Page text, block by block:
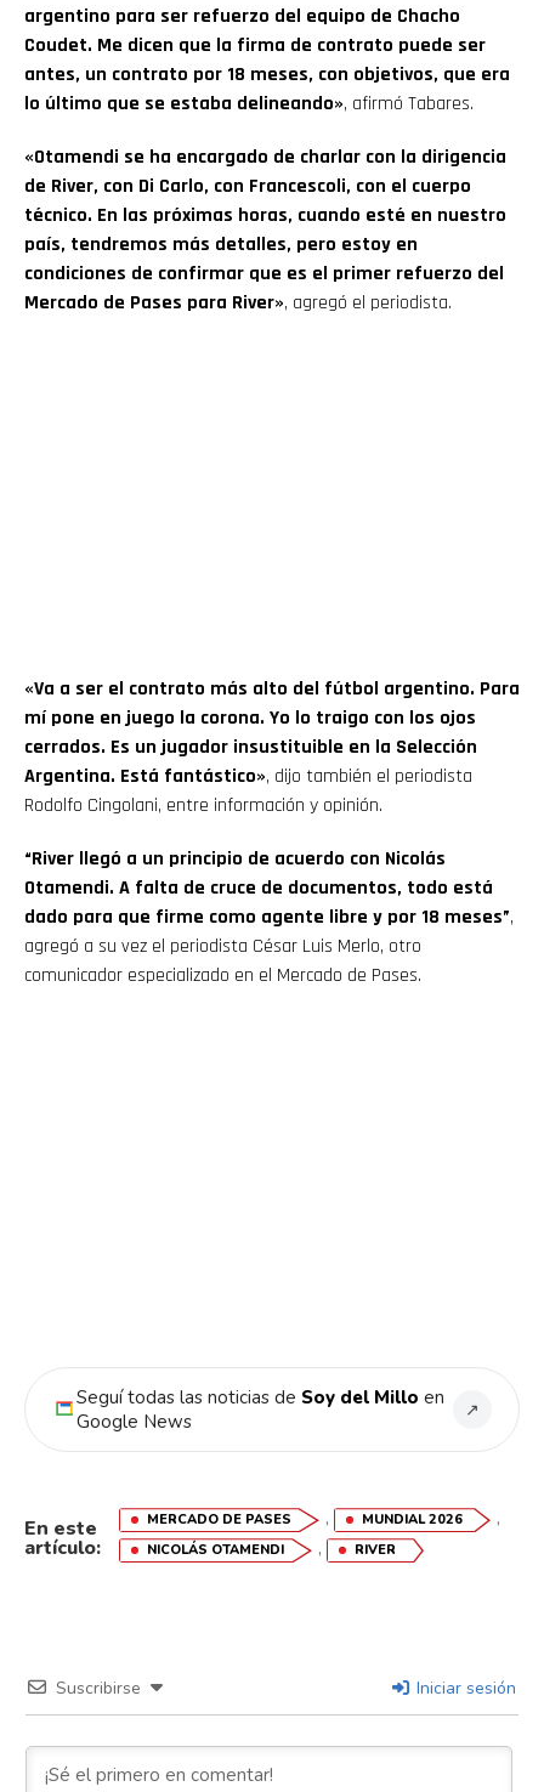
argentino para ser refuerzo del equipo de Chacho
Coudet. Me dicen que la firma de contrato puede ser
antes, un contrato por 18 meses, con objetivos, que era
lo último que se estaba delineando», afirmó Tabares.
«Otamendi se ha encargado de charlar con la dirigencia
de River, con Di Carlo, con Francescoli, con el cuerpo
técnico. En las próximas horas, cuando esté en nuestro
país, tendremos más detalles, pero estoy en
condiciones de confirmar que es el primer refuerzo del
Mercado de Pases para River», agregó el periodista.
«Va a ser el contrato más alto del fútbol argentino. Para
mí pone en juego la corona. Yo lo traigo con los ojos
cerrados. Es un jugador insustituible en la Selección
Argentina. Está fantástico», dijo también el periodista
Rodolfo Cingolani, entre información y opinión.
“River llegó a un principio de acuerdo con Nicolás
Otamendi. A falta de cruce de documentos, todo está
dado para que firme como agente libre y por 18 meses”,
agregó a su vez el periodista César Luis Merlo, otro
comunicador especializado en el Mercado de Pases.
Seguí todas las noticias de Soy del Millo en
Google News
↗
En este
artículo:
MERCADO DE PASES , MUNDIAL 2026 ,
NICOLÁS OTAMENDI , RIVER
Suscribirse Iniciar sesión